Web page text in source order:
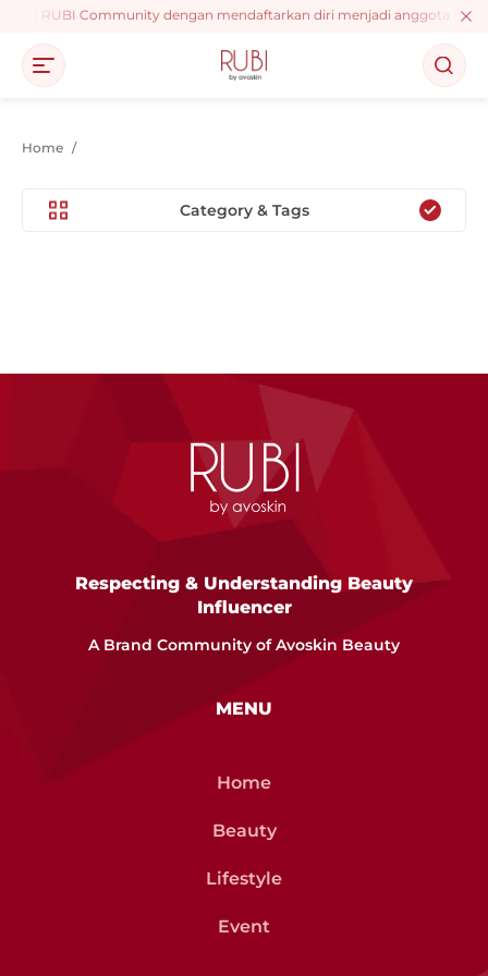
RUBI Community dengan mendaftarkan diri menjadi anggota
Home /
Category & Tags
Respecting & Understanding Beauty
Influencer
A Brand Community of Avoskin Beauty
MENU
Home
Beauty
Lifestyle
Event